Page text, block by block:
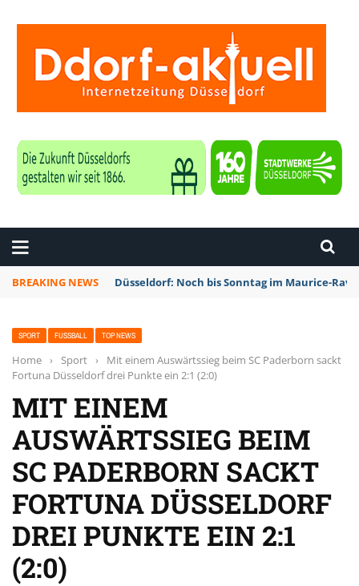
BREAKING NEWS Düsseldorf: Noch bis Sonntag im Maurice-
SPORT FUSSBALL TOP NEWS
Home › Sport ›
Mit einem Auswärtssieg beim SC Paderborn sackt
Fortuna Düsseldorf drei Punkte ein 2:1 (2:0)
MIT EINEM
AUSWÄRTSSIEG BEIM
SC PADERBORN SACKT
FORTUNA DÜSSELDORF
DREI PUNKTE EIN 2:1
(2:0)